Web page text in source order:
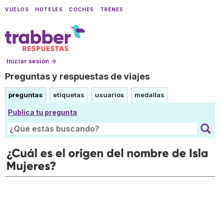
VUELOS HOTELES COCHES TRENES
Iniciar sesión →
Preguntas y respuestas de viajes
preguntas etiquetas usuarios medallas
Publica tu pregunta
¿Cuál es el origen del nombre de Isla
Mujeres?